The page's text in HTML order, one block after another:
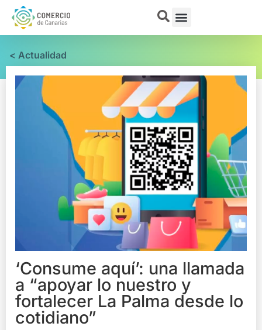
< Actualidad
‘Consume aquí’: una llamada
a “apoyar lo nuestro y
fortalecer La Palma desde lo
cotidiano”